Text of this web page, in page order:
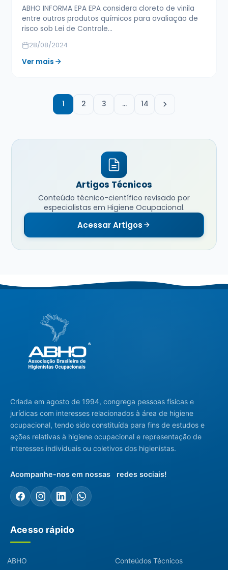
ABHO INFORMA EPA EPA considera cloreto de vinila
entre outros produtos químicos para avaliação de
risco sob Lei de Controle…
28/08/2024
Ver mais
1 2 3 … 14
Artigos Técnicos
Conteúdo técnico-científico revisado por
especialistas em Higiene Ocupacional.
Acessar Artigos
Criada em agosto de 1994, congrega pessoas físicas e
jurídicas com interesses relacionados à área de higiene
ocupacional, tendo sido constituída para fins de estudos e
ações relativas à higiene ocupacional e representação de
interesses individuais ou coletivos dos higienistas.
Acompanhe-nos em nossas redes sociais!
Acesso rápido
ABHO Conteúdos Técnicos